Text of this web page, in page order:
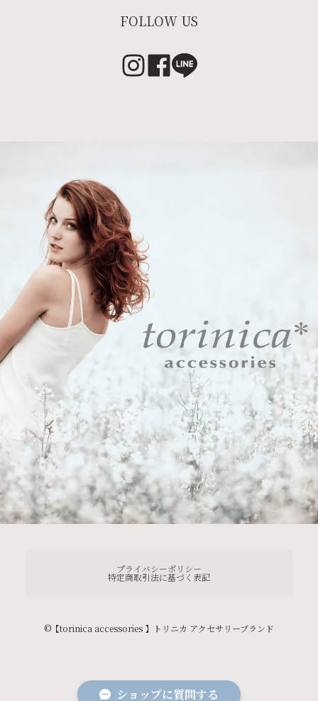
FOLLOW US
プライバシーポリシー
特定商取引法に基づく表記
©︎【torinica accessories 】トリニカ アクセサリーブランド
ショップに質問する